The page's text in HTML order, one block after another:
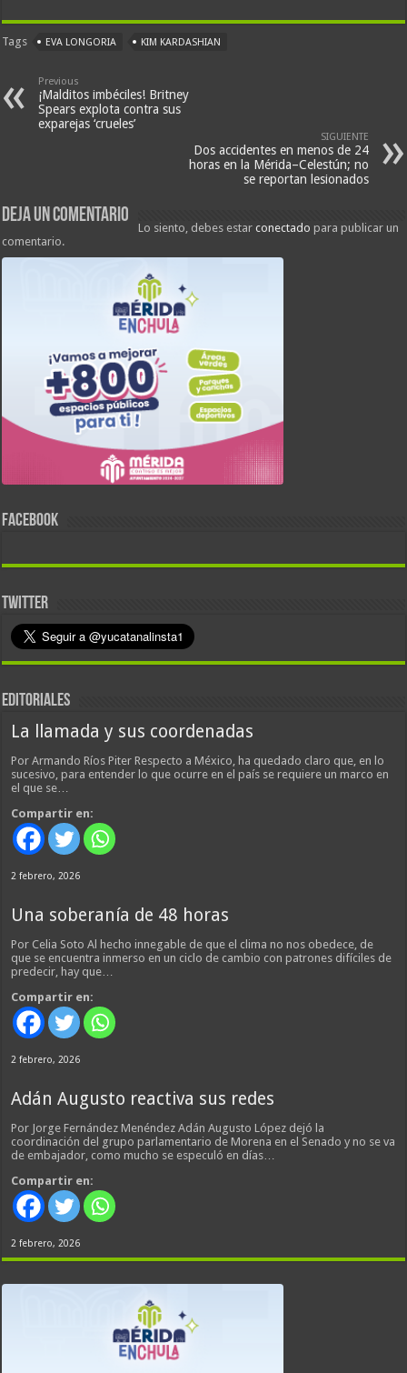
Tags EVA LONGORIA KIM KARDASHIAN
Previous
¡Malditos imbéciles! Britney
Spears explota contra sus
exparejas ‘crueles’
SIGUIENTE
Dos accidentes en menos de 24
horas en la Mérida–Celestún; no
se reportan lesionados
Deja un comentario
Lo siento, debes estarconectado para publicar un
comentario.
FACEBOOK
TWITTER
EDITORIALES
La llamada y sus coordenadas
Por Armando Ríos Piter Respecto a México, ha quedado claro que, en lo
sucesivo, para entender lo que ocurre en el país se requiere un marco en
el que se…
Compartir en:
2 febrero, 2026
Una soberanía de 48 horas
Por Celia Soto Al hecho innegable de que el clima no nos obedece, de
que se encuentra inmerso en un ciclo de cambio con patrones difíciles de
predecir, hay que…
Compartir en:
2 febrero, 2026
Adán Augusto reactiva sus redes
Por Jorge Fernández Menéndez Adán Augusto López dejó la
coordinación del grupo parlamentario de Morena en el Senado y no se va
de embajador, como mucho se especuló en días…
Compartir en:
2 febrero, 2026